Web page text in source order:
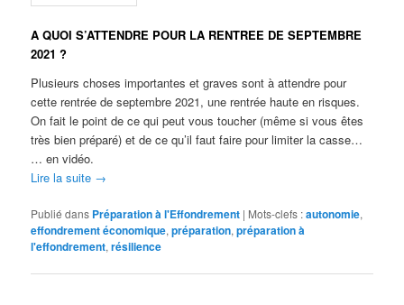
A QUOI S’ATTENDRE POUR LA RENTREE DE SEPTEMBRE
2021 ?
Plusieurs choses importantes et graves sont à attendre pour
cette rentrée de septembre 2021, une rentrée haute en risques.
On fait le point de ce qui peut vous toucher (même si vous êtes
très bien préparé) et de ce qu’il faut faire pour limiter la casse…
… en vidéo.
Lire la suite →
Publié dans Préparation à l'Effondrement | Mots-clefs :autonomie,
effondrement économique,préparation,préparation à
l'effondrement,résilience